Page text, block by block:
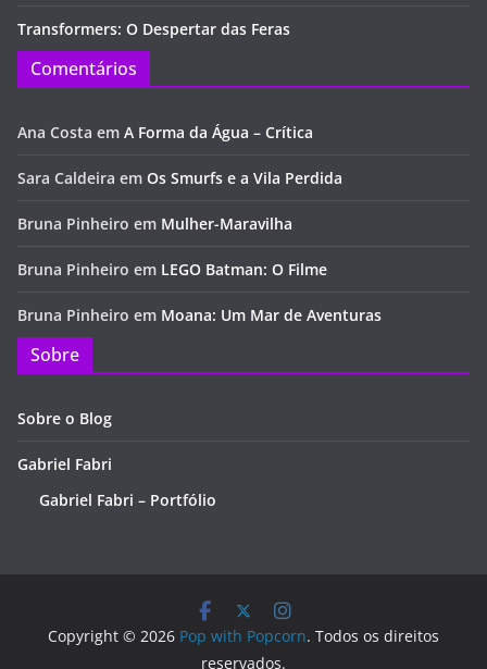
Transformers: O Despertar das Feras
Comentários
Ana Costa em A Forma da Água – Crítica
Sara Caldeira em Os Smurfs e a Vila Perdida
Bruna Pinheiro em Mulher-Maravilha
Bruna Pinheiro em LEGO Batman: O Filme
Bruna Pinheiro em Moana: Um Mar de Aventuras
Sobre
Sobre o Blog
Gabriel Fabri
Gabriel Fabri – Portfólio
Copyright © 2026 Pop with Popcorn. Todos os direitos
reservados.